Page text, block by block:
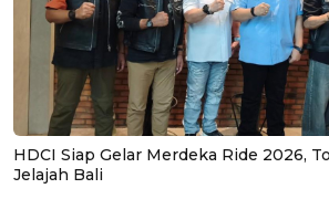
HDCI Siap Gelar Merdeka Ride 2026,
Jelajah Bali